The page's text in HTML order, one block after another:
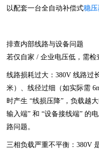
以配套一台全自动补偿式稳压
排查内部线路与设备问题
若仅自家 / 企业电压低，需检
线路损耗过大：380V 线路过
米）、线径过细（如实际需
时产生 “线损压降”，负载越
输入端” 和 “设备接线端” 的
路问题。
三相负载严重不平衡：380V